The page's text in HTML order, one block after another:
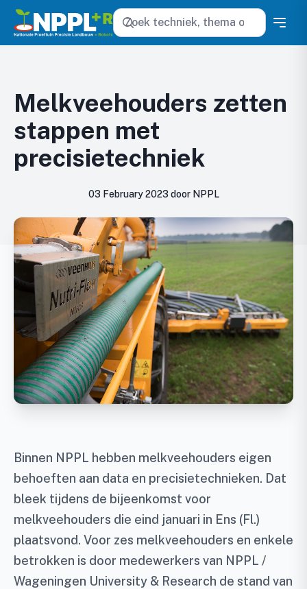
Zoeken
Melkveehouders zetten
stappen met
precisietechniek
03 February 2023 door NPPL
Binnen NPPL hebben melkveehouders eigen
behoeften aan data en precisietechnieken. Dat
bleek tijdens de bijeenkomst voor
melkveehouders die eind januari in Ens (Fl.)
plaatsvond. Voor zes melkveehouders en enkele
betrokken is door medewerkers van NPPL /
Wageningen University & Research de stand van